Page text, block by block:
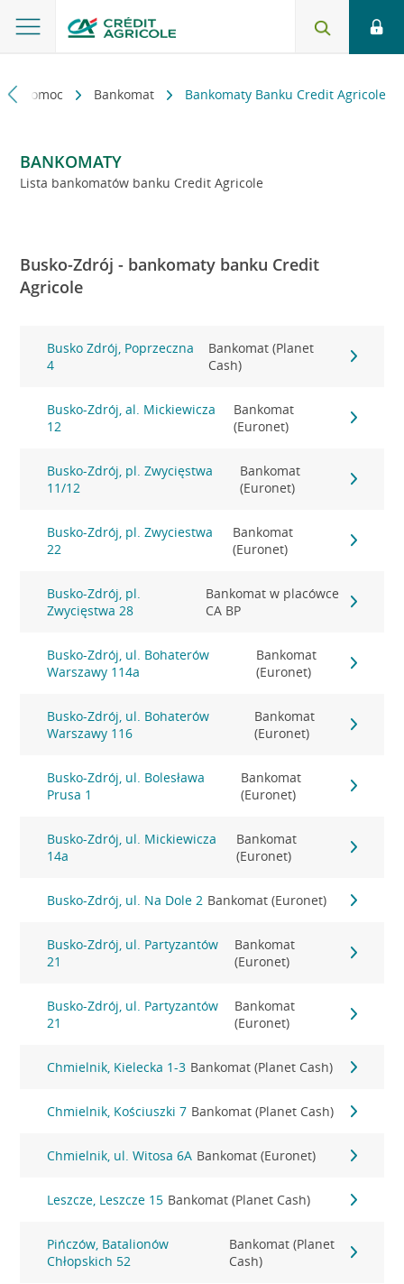
i pomoc Bankomat Bankomaty Banku Credit Agricole
BANKOMATY
Lista bankomatów banku Credit Agricole
Busko-Zdrój - bankomaty banku Credit
Agricole
Busko Zdrój, Poprzeczna
4
Bankomat (Planet
Cash)
Busko-Zdrój, al. Mickiewicza
12
Bankomat
(Euronet)
Busko-Zdrój, pl. Zwycięstwa
11/12
Bankomat
(Euronet)
Busko-Zdrój, pl. Zwyciestwa
22
Bankomat
(Euronet)
Busko-Zdrój, pl.
Zwycięstwa 28
Bankomat w placówce
CA BP
Busko-Zdrój, ul. Bohaterów
Warszawy 114a
Bankomat
(Euronet)
Busko-Zdrój, ul. Bohaterów
Warszawy 116
Bankomat
(Euronet)
Busko-Zdrój, ul. Bolesława
Prusa 1
Bankomat
(Euronet)
Busko-Zdrój, ul. Mickiewicza
14a
Bankomat
(Euronet)
Busko-Zdrój, ul. Na Dole 2 Bankomat (Euronet)
Busko-Zdrój, ul. Partyzantów
21
Bankomat
(Euronet)
Busko-Zdrój, ul. Partyzantów
21
Bankomat
(Euronet)
Chmielnik, Kielecka 1-3 Bankomat (Planet Cash)
Chmielnik, Kościuszki 7 Bankomat (Planet Cash)
Chmielnik, ul. Witosa 6A Bankomat (Euronet)
Leszcze, Leszcze 15 Bankomat (Planet Cash)
Pińczów, Batalionów
Chłopskich 52
Bankomat (Planet
Cash)